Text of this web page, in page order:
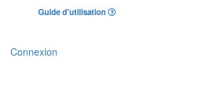
Guide d'utilisation
Connexion